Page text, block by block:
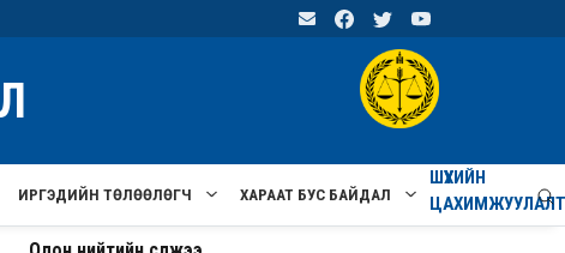
ИРГЭДИЙН ТӨЛӨӨЛӨГЧ ХАРААТ БУС БАЙДАЛ
ШҮҮХИЙН